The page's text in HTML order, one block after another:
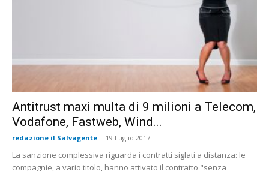
Antitrust maxi multa di 9 milioni a Telecom,
Vodafone, Fastweb, Wind...
redazione il Salvagente - 19 Luglio 2017
La sanzione complessiva riguarda i contratti siglati a distanza: le
compagnie, a vario titolo, hanno attivato il contratto "senza